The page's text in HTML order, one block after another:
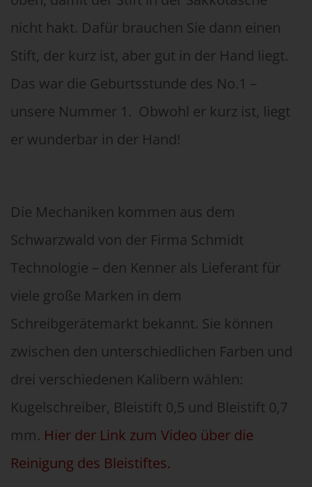
nicht hakt. Dafür brauchen Sie dann einen
Stift, der kurz ist, aber gut in der Hand liegt.
Das war die Geburtsstunde des No.1 –
unsere Nummer 1. Obwohl er kurz ist, liegt
er wunderbar in der Hand!
Die Mechaniken kommen aus dem
Schwarzwald von der Firma Schmidt
Technologie – den Kenner als Lieferant für
viele große Marken in dem
Schreibgerätemarkt bekannt. Sie können
zwischen den unterschiedlichen Farben und
drei verschiedenen Kalibern wählen:
Kugelschreiber, Bleistift 0,5 und Bleistift 0,7
mm. Hier der Link zum Video über die
Reinigung des Bleistiftes.